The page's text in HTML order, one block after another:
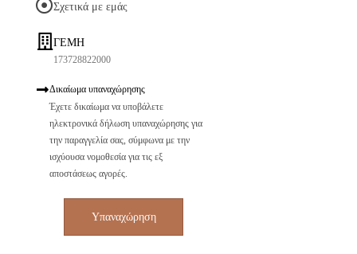
Σχετικά με εμάς
ΓΕΜΗ
173728822000
Δικαίωμα υπαναχώρησης
Έχετε δικαίωμα να υποβάλετε
ηλεκτρονικά δήλωση υπαναχώρησης για
την παραγγελία σας, σύμφωνα με την
ισχύουσα νομοθεσία για τις εξ
αποστάσεως αγορές.
Υπαναχώρηση